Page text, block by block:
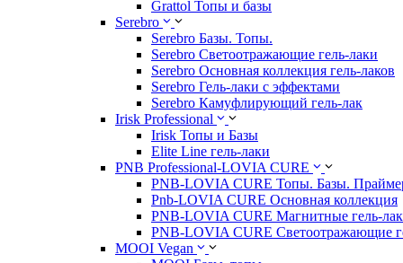
Grattol Топы и базы
Serebro
Serebro Базы. Топы.
Serebro Светоотражающие гель-лаки
Serebro Основная коллекция гель-лаков
Serebro Гель-лаки с эффектами
Serebro Камуфлирующий гель-лак
Irisk Professional
Irisk Топы и Базы
Elite Line гель-лаки
PNB Professional-LOVIA CURE
PNB-LOVIA CURE Топы. Базы.
Pnb-LOVIA CURE Основная коллекция
PNB-LOVIA CURE Магнитные гель-
PNB-LOVIA CURE Cветоотражающие
MOOI Vegan